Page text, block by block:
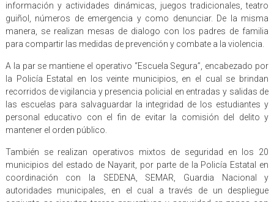
información y actividades dinámicas, juegos tradicionales, teatro
guiñol, números de emergencia y como denunciar. De la misma
manera, se realizan mesas de dialogo con los padres de familia
para compartir las medidas de prevención y combate a la violencia.
A la par se mantiene el operativo “Escuela Segura”, encabezado por
la Policía Estatal en los veinte municipios, en el cual se brindan
recorridos de vigilancia y presencia policial en entradas y salidas de
las escuelas para salvaguardar la integridad de los estudiantes y
personal educativo con el fin de evitar la comisión del delito y
mantener el orden público.
También se realizan operativos mixtos de seguridad en los 20
municipios del estado de Nayarit, por parte de la Policía Estatal en
coordinación con la SEDENA, SEMAR, Guardia Nacional y
autoridades municipales, en el cual a través de un despliegue